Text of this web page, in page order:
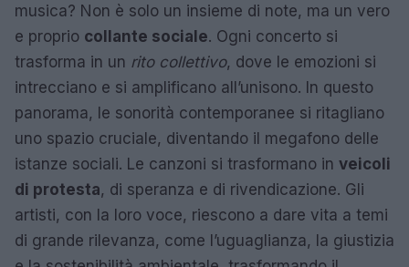
musica? Non è solo un insieme di note, ma un vero
e proprio collante sociale. Ogni concerto si
trasforma in un rito collettivo, dove le emozioni si
intrecciano e si amplificano all’unisono. In questo
panorama, le sonorità contemporanee si ritagliano
uno spazio cruciale, diventando il megafono delle
istanze sociali. Le canzoni si trasformano in veicoli
di protesta, di speranza e di rivendicazione. Gli
artisti, con la loro voce, riescono a dare vita a temi
di grande rilevanza, come l’uguaglianza, la giustizia